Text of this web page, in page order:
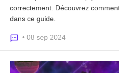
correctement. Découvrez
dans ce guide.
• 08 sep 2024